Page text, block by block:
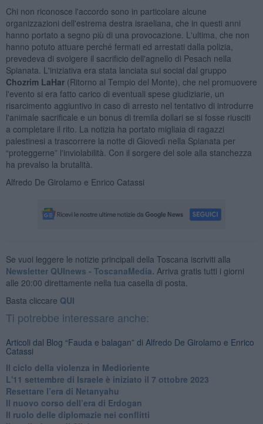
Chi non riconosce l'accordo sono in particolare alcune
organizzazioni dell'estrema destra israeliana, che in questi anni
hanno portato a segno più di una provocazione. L'ultima, che non
hanno potuto attuare perché fermati ed arrestati dalla polizia,
prevedeva di svolgere il sacrificio dell'agnello di Pesach nella
Spianata. L'iniziativa era stata lanciata sui social dal gruppo
Chozrim LaHar(Ritorno al Tempio del Monte), che nel promuovere
l'evento si era fatto carico di eventuali spese giudiziarie, un
risarcimento aggiuntivo in caso di arresto nel tentativo di introdurre
l'animale sacrificale e un bonus di tremila dollari se si fosse riusciti
a completare il rito. La notizia ha portato migliaia di ragazzi
palestinesi a trascorrere la notte di Giovedì nella Spianata per
“proteggerne” l'inviolabilità. Con il sorgere del sole alla stanchezza
ha prevalso la brutalità.
Alfredo De Girolamo e Enrico Catassi
Se vuoi leggere le notizie principali della Toscana iscriviti alla
Newsletter QUInews - ToscanaMedia. Arriva gratis tutti i giorni
alle 20:00 direttamente nella tua casella di posta.
Basta cliccare QUI
Ti potrebbe interessare anche:
Articoli dal Blog “Fauda e balagan” di Alfredo De Girolamo e Enrico
Catassi
Il ciclo della violenza in Medioriente
L'11 settembre di Israele è iniziato il 7 ottobre 2023
Resettare l’era di Netanyahu
​Il nuovo corso dell’era di Erdogan
Il ruolo delle diplomazie nei conflitti